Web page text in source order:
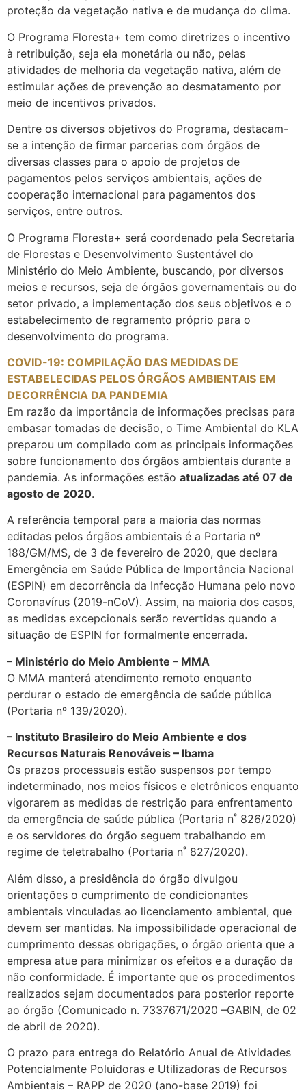
proteção da vegetação nativa e de mudança do clima.
O Programa Floresta+ tem como diretrizes o incentivo
à retribuição, seja ela monetária ou não, pelas
atividades de melhoria da vegetação nativa, além de
estimular ações de prevenção ao desmatamento por
meio de incentivos privados.
Dentre os diversos objetivos do Programa, destacam-
se a intenção de firmar parcerias com órgãos de
diversas classes para o apoio de projetos de
pagamentos pelos serviços ambientais, ações de
cooperação internacional para pagamentos dos
serviços, entre outros.
O Programa Floresta+ será coordenado pela Secretaria
de Florestas e Desenvolvimento Sustentável do
Ministério do Meio Ambiente, buscando, por diversos
meios e recursos, seja de órgãos governamentais ou do
setor privado, a implementação dos seus objetivos e o
estabelecimento de regramento próprio para o
desenvolvimento do programa.
COVID-19: COMPILAÇÃO DAS MEDIDAS DE
ESTABELECIDAS PELOS ÓRGÃOS AMBIENTAIS EM
DECORRÊNCIA DA PANDEMIA
Em razão da importância de informações precisas para
embasar tomadas de decisão, o Time Ambiental do KLA
preparou um compilado com as principais informações
sobre funcionamento dos órgãos ambientais durante a
pandemia. As informações estão atualizadas até 07 de
agosto de 2020.
A referência temporal para a maioria das normas
editadas pelos órgãos ambientais é a Portaria nº
188/GM/MS, de 3 de fevereiro de 2020, que declara
Emergência em Saúde Pública de Importância Nacional
(ESPIN) em decorrência da Infecção Humana pelo novo
Coronavírus (2019-nCoV). Assim, na maioria dos casos,
as medidas excepcionais serão revertidas quando a
situação de ESPIN for formalmente encerrada.
– Ministério do Meio Ambiente – MMA
O MMA manterá atendimento remoto enquanto
perdurar o estado de emergência de saúde pública
(Portaria nº 139/2020).
– Instituto Brasileiro do Meio Ambiente e dos
Recursos Naturais Renováveis – Ibama
Os prazos processuais estão suspensos por tempo
indeterminado, nos meios físicos e eletrônicos enquanto
vigorarem as medidas de restrição para enfrentamento
da emergência de saúde pública (Portaria n˚ 826/2020)
e os servidores do órgão seguem trabalhando em
regime de teletrabalho (Portaria n˚ 827/2020).
Além disso, a presidência do órgão divulgou
orientações o cumprimento de condicionantes
ambientais vinculadas ao licenciamento ambiental, que
devem ser mantidas. Na impossibilidade operacional de
cumprimento dessas obrigações, o órgão orienta que a
empresa atue para minimizar os efeitos e a duração da
não conformidade. É importante que os procedimentos
realizados sejam documentados para posterior reporte
ao órgão (Comunicado n. 7337671/2020 –GABIN, de 02
de abril de 2020).
O prazo para entrega do Relatório Anual de Atividades
Potencialmente Poluidoras e Utilizadoras de Recursos
Ambientais – RAPP de 2020 (ano-base 2019) foi